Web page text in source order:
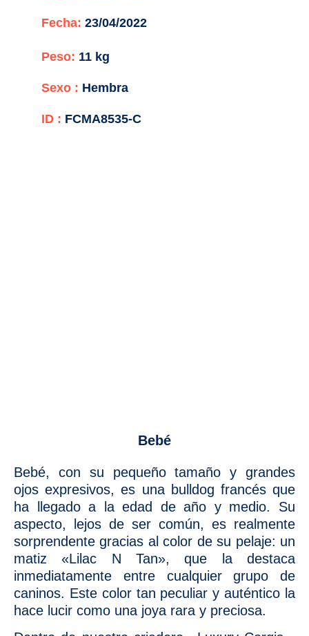
Fecha: 23/04/2022
Peso: 11 kg
Sexo : Hembra
ID : FCMA8535-C
Bebé
Bebé, con su pequeño tamaño y grandes
ojos expresivos, es una bulldog francés que
ha llegado a la edad de año y medio. Su
aspecto, lejos de ser común, es realmente
sorprendente gracias al color de su pelaje: un
matiz «Lilac N Tan», que la destaca
inmediatamente entre cualquier grupo de
caninos. Este color tan peculiar y auténtico la
hace lucir como una joya rara y preciosa.